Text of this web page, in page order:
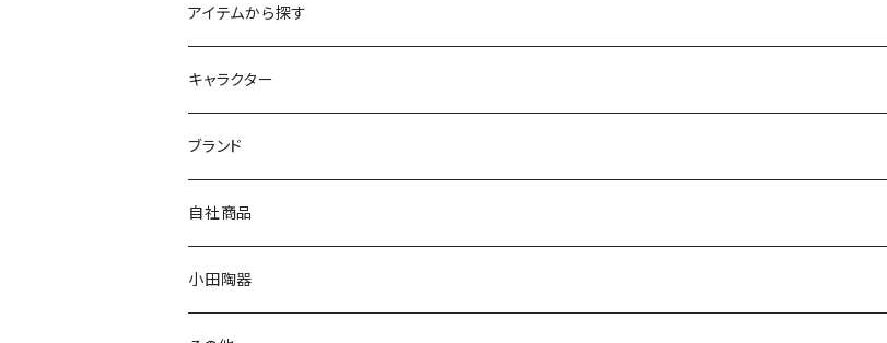
アイテムから探す
九谷焼
マグ＆カップ
プレート
ボウル
キャラクター
ムーミン
80th記念アイテム
リトルミイの日記念アイテム
MOOMIN ANIMATION
スヌーピー
ブランド
LA AMYS(エミーズ)
LISA LARSON(リサラーソン)
自社商品
ねこ企画
小田陶器